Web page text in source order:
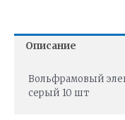
Описание
Вольфрамовый
серый 10 шт